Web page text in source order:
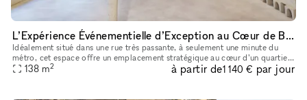
L’Expérience Événementielle d’Exception au Cœur de Bastille
Idéalement situé dans une rue très passante, à seulement une minute du
métro, cet espace offre un emplacement stratégique au cœur d’un quartier
dynamique et recherché. La boutique de 90 m² bénéficie
138 m2 à partir de1 140 € par jour